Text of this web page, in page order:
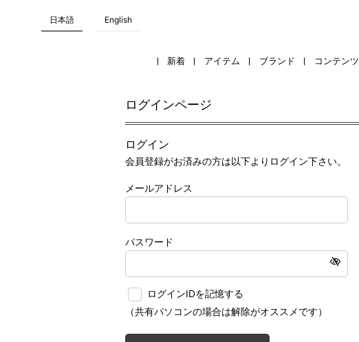
日本語 English
新着 アイテム ブランド コンテンツ
ログインページ
ログイン
会員登録がお済みの方は以下よりログイン下さい。
メールアドレス
パスワード
ログインIDを記憶する
（共有パソコンの場合は解除がオススメです）